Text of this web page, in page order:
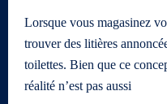
Lorsque vous magasinez
trouver des litières
toilettes. Bien que ce
réalité n’est pas aussi